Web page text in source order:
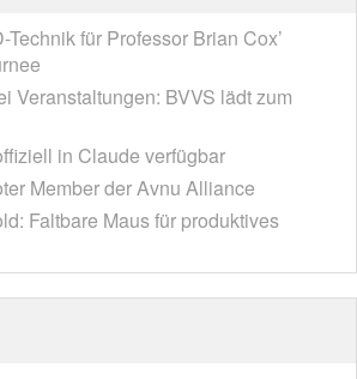
für Professor Brian Cox’
Veranstaltungen: BVVS lädt zum
in Claude verfügbar
Member der Avnu Alliance
Faltbare Maus für produktives